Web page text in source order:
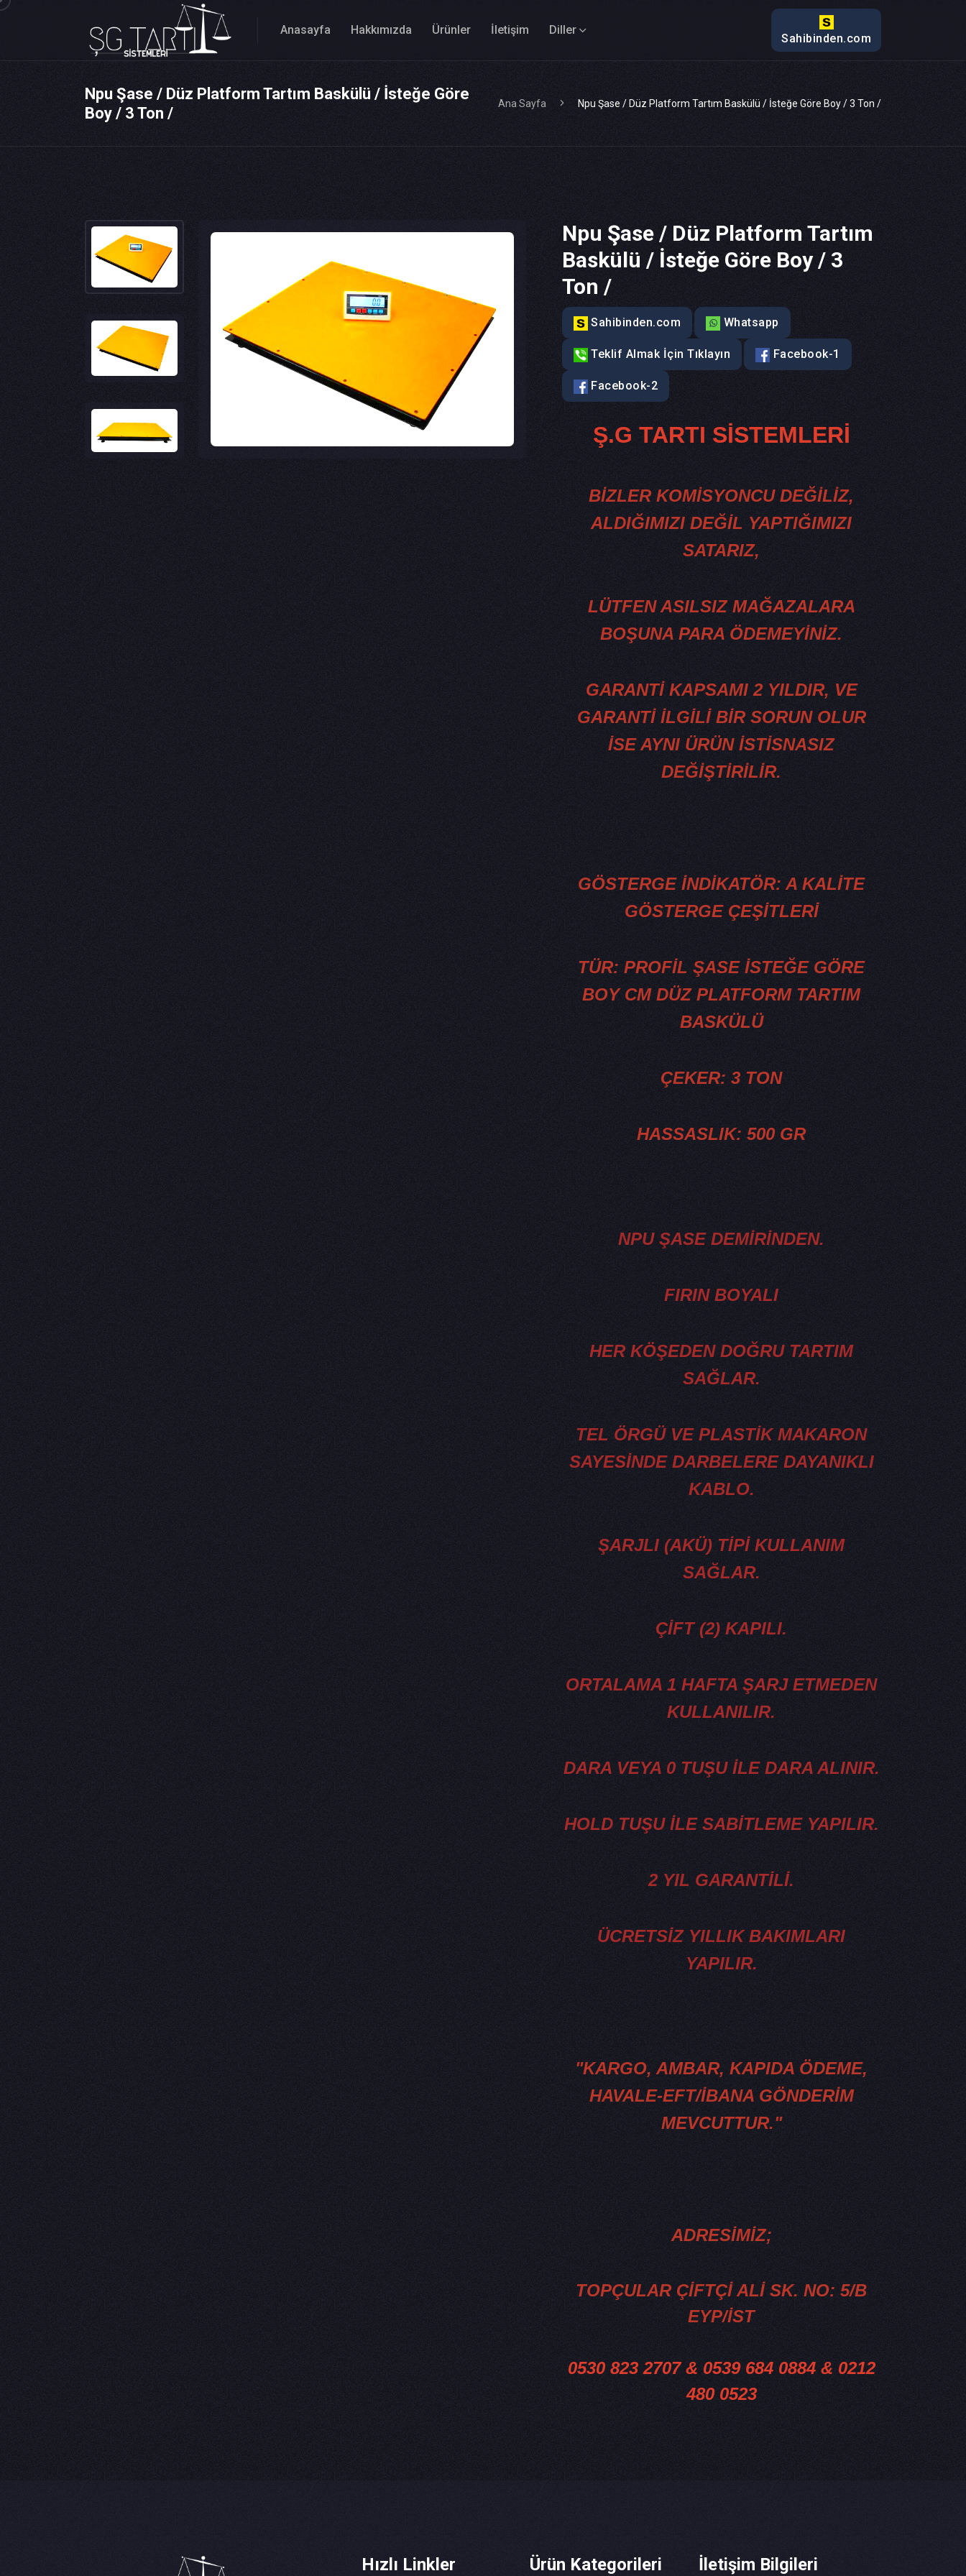
Anasayfa Hakkımızda Ürünler İletişim Diller
Sahibinden.com
Npu Şase / Düz Platform Tartım Baskülü / İsteğe Göre
Boy / 3 Ton /
Ana Sayfa Npu Şase / Düz Platform Tartım Baskülü / İsteğe Göre Boy / 3 Ton /
Npu Şase / Düz Platform Tartım
Baskülü / İsteğe Göre Boy / 3
Ton /
Sahibinden.com Whatsapp
Teklif Almak İçin Tıklayın Facebook-1
Facebook-2
Ş.G TARTI SİSTEMLERİ
BİZLER KOMİSYONCU DEĞİLİZ,
ALDIĞIMIZI DEĞİL YAPTIĞIMIZI
SATARIZ,
LÜTFEN ASILSIZ MAĞAZALARA
BOŞUNA PARA ÖDEMEYİNİZ.
GARANTİ KAPSAMI 2 YILDIR, VE
GARANTİ İLGİLİ BİR SORUN OLUR
İSE AYNI ÜRÜN İSTİSNASIZ
DEĞİŞTİRİLİR.
GÖSTERGE İNDİKATÖR: A KALİTE
GÖSTERGE ÇEŞİTLERİ
TÜR: PROFİL ŞASE İSTEĞE GÖRE
BOY CM DÜZ PLATFORM TARTIM
BASKÜLÜ
​ÇEKER: 3 TON
HASSASLIK: 500 GR
NPU ŞASE DEMİRİNDEN.
FIRIN BOYALI
HER KÖŞEDEN DOĞRU TARTIM
SAĞLAR.
TEL ÖRGÜ VE PLASTİK MAKARON
SAYESİNDE DARBELERE DAYANIKLI
KABLO.
ŞARJLI (AKÜ) TİPİ KULLANIM
SAĞLAR.
ÇİFT (2) KAPILI.
ORTALAMA 1 HAFTA ŞARJ ETMEDEN
KULLANILIR.
DARA VEYA 0 TUŞU İLE DARA ALINIR.
HOLD TUŞU İLE SABİTLEME YAPILIR.
2 YIL GARANTİLİ.
ÜCRETSİZ YILLIK BAKIMLARI
YAPILIR.
"KARGO, AMBAR, KAPIDA ÖDEME,
HAVALE-EFT/İBANA GÖNDERİM
MEVCUTTUR."
ADRESİMİZ;
TOPÇULAR ÇİFTÇİ ALİ SK. NO: 5/B
EYP/İST
0530 823 2707 & 0539 684 0884 & 0212
480 0523
Hızlı Linkler Ürün Kategorileri İletişim Bilgileri